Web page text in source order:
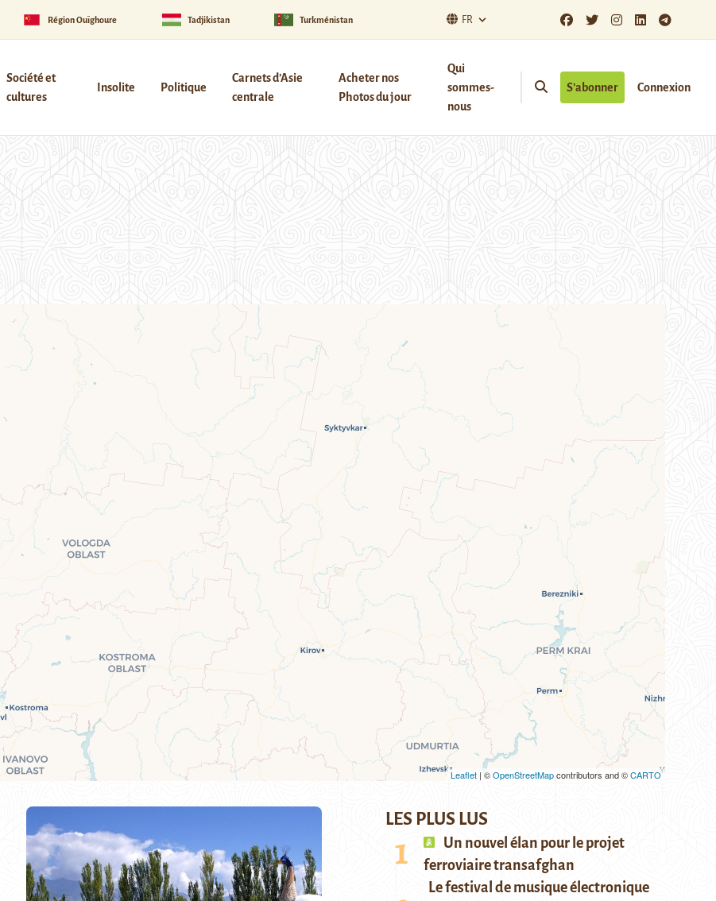
Région Ouïghoure Tadjikistan Turkménistan FR
Société et
cultures
Insolite Politique
Carnets d’Asie
centrale
Acheter nos
Photos du jour
Qui
sommes-
nous
S’abonner Connexion
Travelers' Map is loading...
If you see this after your page is loaded completely, leafletJS files are missing.
Leaflet | ©OpenStreetMapcontributors and ©CARTO
LES PLUS LUS
Un nouvel élan pour le projet
ferroviaire transafghan
Le festival de musique électronique